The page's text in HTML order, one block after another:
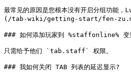
最常见的原因是您根本没有开启分组功能
(/tab-wiki/getting-start/fen-
### 如何添加玩家到 %staffonline% 变
只需给予他们 `tab.staff` 权限。
### 我如何关闭 TAB 列表的延迟显示?